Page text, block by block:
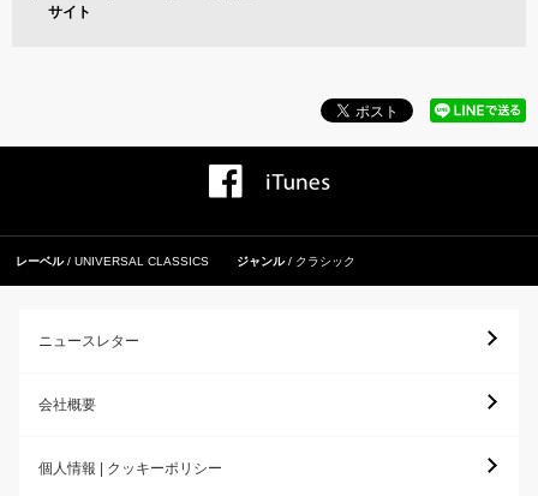
サイト
レーベル UNIVERSAL CLASSICS ジャンル クラシック
ニュースレター
会社概要
個人情報 | クッキーポリシー